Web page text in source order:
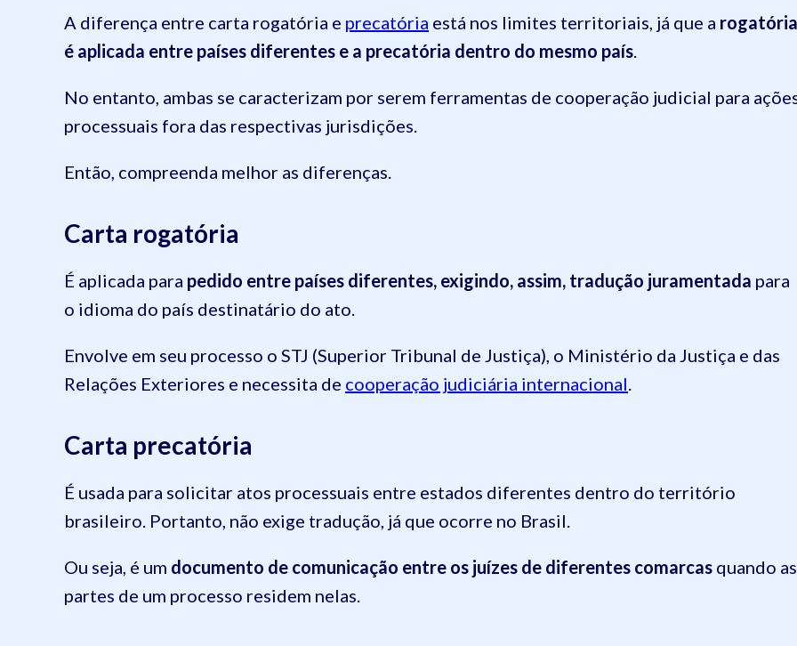
A diferença entre carta rogatória e precatória está nos limites territoriais, já que a rogatória
é aplicada entre países diferentes e a precatória dentro do mesmo país.
No entanto, ambas se caracterizam por serem ferramentas de cooperação judicial para
processuais fora das respectivas jurisdições.
Então, compreenda melhor as diferenças.
Carta rogatória
É aplicada para pedido entre países diferentes, exigindo, assim, tradução juramentada para
o idioma do país destinatário do ato.
Envolve em seu processo o STJ (Superior Tribunal de Justiça), o Ministério da Justiça e das
Relações Exteriores e necessita de cooperação judiciária internacional.
Carta precatória
É usada para solicitar atos processuais entre estados diferentes dentro do território
brasileiro. Portanto, não exige tradução, já que ocorre no Brasil.
Ou seja, é um documento de comunicação entre os juízes de diferentes comarcas quando as
partes de um processo residem nelas.